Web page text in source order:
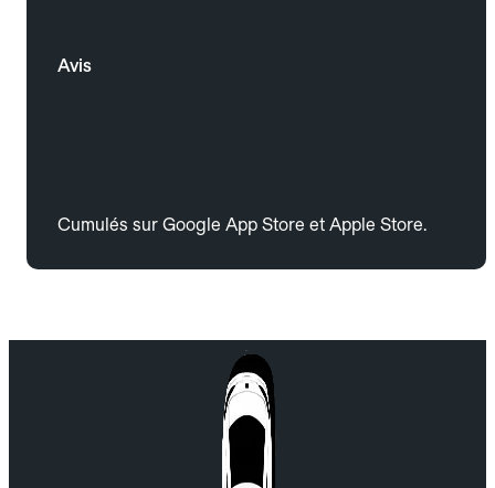
Avis
Cumulés sur Google App Store et Apple Store.